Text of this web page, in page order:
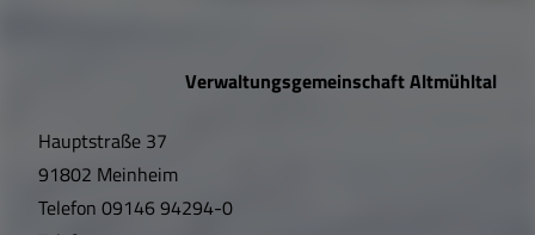
f
n
Verwaltungsgemeinschaft Altmühltal
Hauptstraße 37
91802 Meinheim
Telefon 09146 94294-0